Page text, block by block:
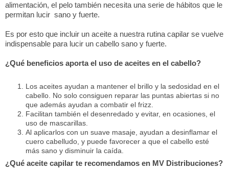
alimentación, el pelo también necesita una serie de hábitos que le
permitan lucir sano y fuerte.
Es por esto que incluir un aceite a nuestra rutina capilar se vuelve
indispensable para lucir un cabello sano y fuerte.
¿Qué beneficios aporta el uso de aceites en el cabello?
Los aceites ayudan a mantener el brillo y la sedosidad en el
cabello. No solo consiguen reparar las puntas abiertas si no
que además ayudan a combatir el frizz.
Facilitan también el desenredado y evitar, en ocasiones, el
uso de mascarillas.
Al aplicarlos con un suave masaje, ayudan a desinflamar el
cuero cabelludo, y puede favorecer a que el cabello esté
más sano y disminuir la caída.
¿Qué aceite capilar te recomendamos en MV Distribuciones?